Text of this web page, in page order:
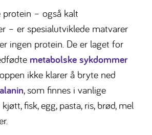
– også kalt
– er spesialutviklede matvarer
ingen protein. De er laget for
metabolske sykdommer
ikke klarer å bryte ned
, som finnes i vanlige
fisk, egg, pasta, ris, brød, mel